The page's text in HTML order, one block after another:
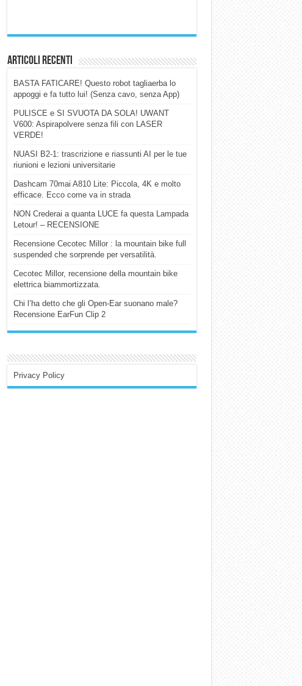
Articoli Recenti
BASTA FATICARE! Questo robot tagliaerba lo
appoggi e fa tutto lui! (Senza cavo, senza App)
PULISCE e SI SVUOTA DA SOLA! UWANT
V600: Aspirapolvere senza fili con LASER
VERDE!
NUASI B2-1: trascrizione e riassunti AI per le tue
riunioni e lezioni universitarie
Dashcam 70mai A810 Lite: Piccola, 4K e molto
efficace. Ecco come va in strada
NON Crederai a quanta LUCE fa questa Lampada
Letour! – RECENSIONE
Recensione Cecotec Millor : la mountain bike full
suspended che sorprende per versatilità.
Cecotec Millor, recensione della mountain bike
elettrica biammortizzata.
Chi l’ha detto che gli Open-Ear suonano male?
Recensione EarFun Clip 2
Privacy Policy